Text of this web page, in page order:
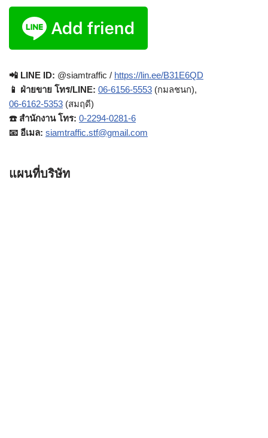
📲 LINE ID: @siamtraffic / https://lin.ee/B31E6QD
📱 ฝ่ายขาย โทร/LINE: 06-6156-5553 (กมลชนก),
06-6162-5353 (สมฤดี)
☎️ สำนักงาน โทร: 0-2294-0281-6
📧 อีเมล: siamtraffic.stf@gmail.com
แผนที่บริษัท